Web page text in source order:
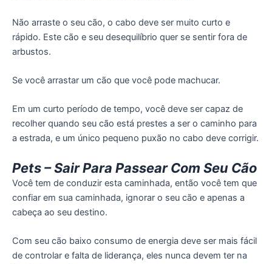
Não arraste o seu cão, o cabo deve ser muito curto e
rápido. Este cão e seu desequilíbrio quer se sentir fora de
arbustos.
Se você arrastar um cão que você pode machucar.
Em um curto período de tempo, você deve ser capaz de
recolher quando seu cão está prestes a ser o caminho para
a estrada, e um único pequeno puxão no cabo deve corrigir.
Pets – Sair Para Passear Com Seu Cão
Você tem de conduzir esta caminhada, então você tem que
confiar em sua caminhada, ignorar o seu cão e apenas a
cabeça ao seu destino.
Com seu cão baixo consumo de energia deve ser mais fácil
de controlar e falta de liderança, eles nunca devem ter na